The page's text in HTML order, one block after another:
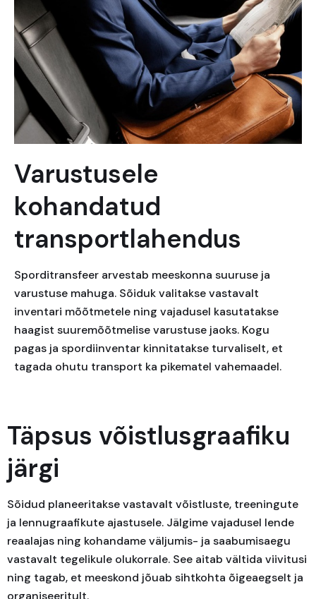
Varustusele
kohandatud
transportlahendus
Sporditransfeer arvestab meeskonna suuruse ja
varustuse mahuga. Sõiduk valitakse vastavalt
inventari mõõtmetele ning vajadusel kasutatakse
haagist suuremõõtmelise varustuse jaoks. Kogu
pagas ja spordiinventar kinnitatakse turvaliselt, et
tagada ohutu transport ka pikematel vahemaadel.
Täpsus võistlusgraafiku
järgi
Sõidud planeeritakse vastavalt võistluste, treeningute
ja lennugraafikute ajastusele. Jälgime vajadusel lende
reaalajas ning kohandame väljumis- ja saabumisaegu
vastavalt tegelikule olukorrale. See aitab vältida viivitusi
ning tagab, et meeskond jõuab sihtkohta õigeaegselt ja
organiseeritult.